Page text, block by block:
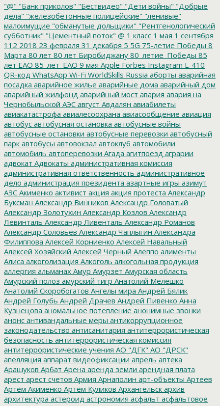
"@" "Банк приколов" "Бествидео" "Дети войны" "Добрые
дела" "железобетонные полицейские" "ленивые"
малоимущие "обманутые дольщики" "Рентгенологический
субботник" "Цементный поток" @ 1 класс 1 мая 1 сентября
112 2018 23 февраля 31 декабря 5 5G 75-летие Победы 8
Марта 80 лет 80 лет Биробиджану 80_летие_Победы 85
лет ЕАО 85_лет_ЕАО 9 мая Apple Forbes Instagram L-410
QR-код WhatsApp Wi-Fi WorldSkills Russia аборты аварийная
посадка аварийное жилье аварийные дома аварийный дом
аварийный жилфонд аварийный мост авария авария на
Чернобыльской АЭС август Авдалян авиабилеты
авиакатастрофа авиалесоохрана авиасообщение авиация
автобус автобусная остановка автобусные войны
автобусные остановки автобусные перевозки автобусный
парк автобусы автовокзал автоклуб автомобили
автомобиль автоперевозки Агада агитпоезд аграрии
адвокат Адвокаты административная комиссия
административная ответственность административное
дело администрация президента азартные игры азимут
АЗС Акименко активист акция акция протеста Александр
Буксман Александр Винников Александр Головатый
Александр Золотухин Александр Козлов Александр
Левинталь Александр Ливенталь Александр Романов
Александр Соловьев Александр Чаплыгин Александра
Филиппова Алексей Корниенко Алексей Навальный
Алексей Хозяйский Алексей Черный Алеппо алименты
Алиса алкоголизация Алкоголь алкогольная продукция
аллергия альманах Амур Амурзет Амурская область
Амурский полоз амурский тигр Анатолий Мелешко
Анатолий Скоробогатов Ангелы мира Андрей Бялик
Андрей Голубь Андрей Драчев Андрей Пивенко Анна
Кузнецова аномальное потепление анонимные звонки
анонс антивандальные меры антикоррупционное
законодательство антисанитария антитеррористическая
безопасность антитеррористическая комиссия
антитеррористические учения АО "ДГК" АО "ДРСК"
апелляция аппарат видеофиксации апрель аптека
Арашуков Арбат Арена аренда земли арендная плата
арест арест счетов Армия Арнаполин арт-объекты Артеев
Артём Акименко Артём Куликов Архангельск архив
архитектура астероид астрономия асфальт асфальтовое